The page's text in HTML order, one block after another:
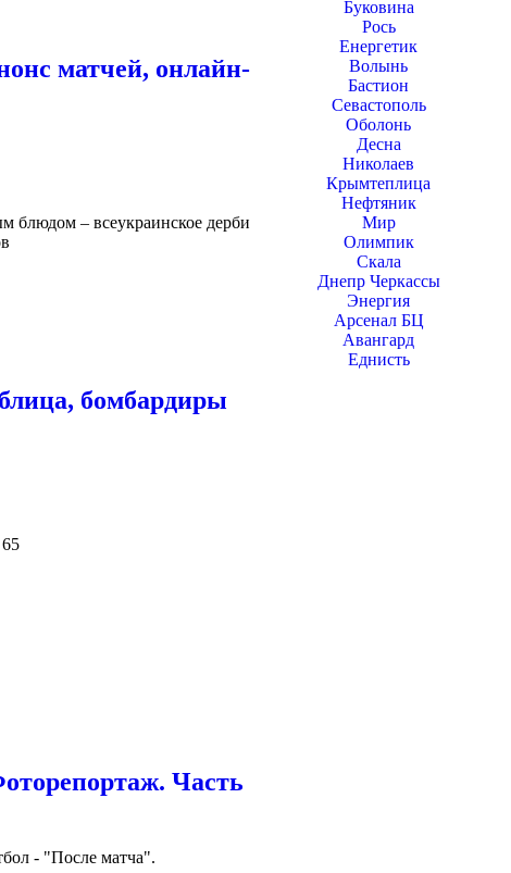
матчей, онлайн-
блюдом – всеукраинское дерби
бомбардиры
Часть
- "После матча".
Буковина
Рось
Енергетик
Волынь
Бастион
Севастополь
Оболонь
Десна
Николаев
Крымтеплица
Нефтяник
Мир
Олимпик
Скала
Днепр Черкассы
Энергия
Арсенал БЦ
Авангард
Еднисть